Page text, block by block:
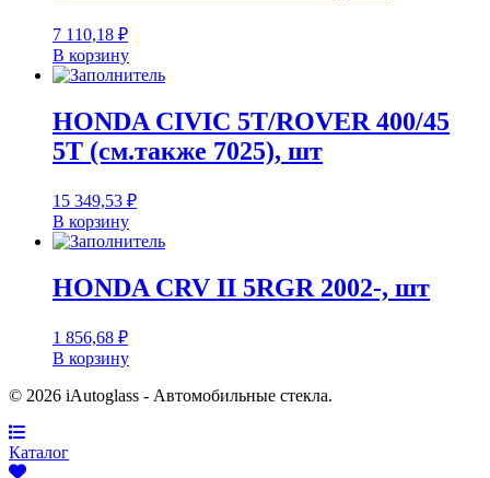
7 110,18 ₽
В корзину
HONDA CIVIC 5T/ROVER 400/45
5T (см.также 7025), шт
15 349,53 ₽
В корзину
HONDA CRV II 5RGR 2002-, шт
1 856,68 ₽
В корзину
© 2026 iAutoglass - Автомобильные стекла.
Каталог